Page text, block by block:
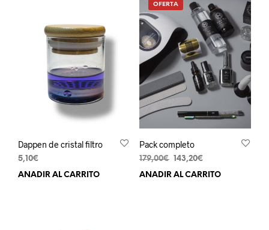
Dappen de cristal filtro
5,10€
AÑADIR AL CARRITO
OFERTA
Pack completo
179,00€ El
precio
143,20€El
precio
AÑADIR AL CARRITO